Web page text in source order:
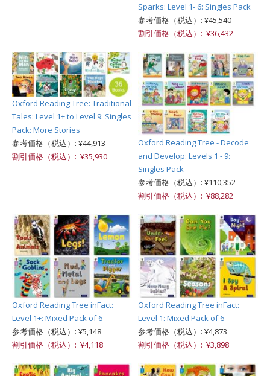
Sparks: Level 1- 6: Singles Pack
参考価格（税込）: ¥45,540
割引価格（税込）: ¥36,432
Oxford Reading Tree: Traditional
Tales: Level 1+ to Level 9: Singles
Pack: More Stories
参考価格（税込）: ¥44,913
割引価格（税込）: ¥35,930
Oxford Reading Tree - Decode
and Develop: Levels 1 - 9:
Singles Pack
参考価格（税込）: ¥110,352
割引価格（税込）: ¥88,282
Oxford Reading Tree inFact:
Level 1+: Mixed Pack of 6
参考価格（税込）: ¥5,148
割引価格（税込）: ¥4,118
Oxford Reading Tree inFact:
Level 1: Mixed Pack of 6
参考価格（税込）: ¥4,873
割引価格（税込）: ¥3,898